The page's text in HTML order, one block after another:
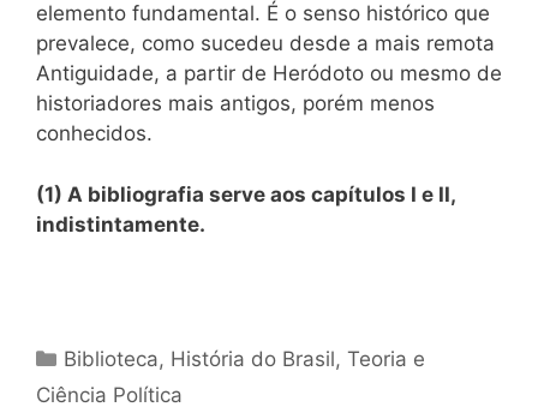
elemento fundamental. É o senso histórico que
prevalece, como sucedeu desde a mais remota
Antiguidade, a partir de Heródoto ou mesmo de
historiadores mais antigos, porém menos
conhecidos.
(1) A bibliografia serve aos capítulos I e II,
indistintamente.
Categorias
Biblioteca, História do Brasil,Teoria e
Ciência Política